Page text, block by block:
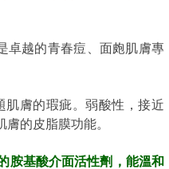
卓越的青春痘、面皰肌膚專
肌膚的瑕疵。弱酸性，接近
的皮脂膜功能。
胺基酸介面活性劑，能溫和